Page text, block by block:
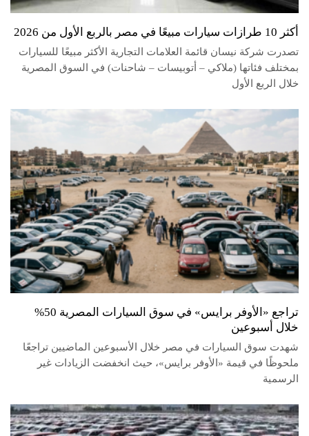
أكثر 10 طرازات سيارات مبيعًا في مصر بالربع الأول من 2026
تصدرت شركة نيسان قائمة العلامات التجارية الأكثر مبيعًا للسيارات
بمختلف فئاتها (ملاكي – أتوبيسات – شاحنات) في السوق المصرية
خلال الربع الأول
تراجع «الأوفر برايس» في سوق السيارات المصرية 50%
خلال أسبوعين
شهدت سوق السيارات في مصر خلال الأسبوعين الماضيين تراجعًا
ملحوظًا في قيمة «الأوفر برايس»، حيث انخفضت الزيادات غير
الرسمية